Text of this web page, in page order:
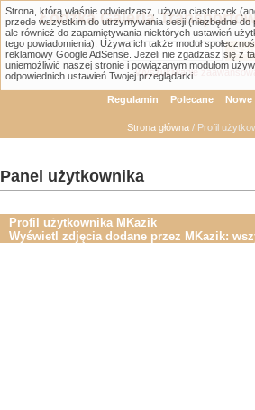
Łódzka Galeria
Wyszukiwanie
Regulamin Polecane
Strona główna / Profil
Panel użytkownika
Profil użytkownika MKazik
Wyświetl zdjęcia dodane przez MKazik:
Strona, którą właśnie odwiedzasz, używa ciasteczek
przede wszystkim do utrzymywania sesji (niezbędne do
ale również do zapamiętywania niektórych ustawień
tego powiadomienia). Używa ich także moduł
reklamowy Google AdSense. Jeżeli nie zgadzasz się z
uniemożliwić naszej stronie i powiązanym modułom
odpowiednich ustawień Twojej przeglądarki.